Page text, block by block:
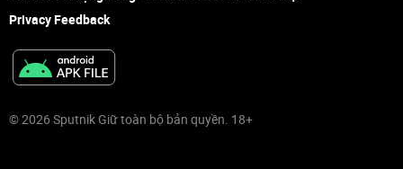
Privacy Feedback
© 2026 Sputnik Giữ toàn bộ bản quyền. 18+